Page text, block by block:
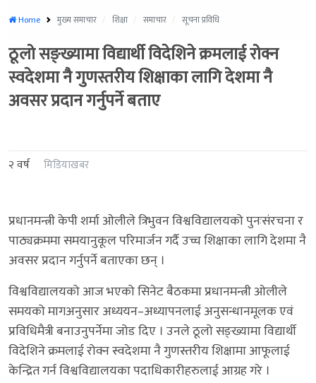
सूचना
प्रविधि
खेलकुद
विश्व
Home मुख्य समाचार शिक्षा समाचार सूचना प्रविधि
ठूलो सङ्ख्यामा विद्यार्थी विदेशिने क्रमलाई रोक्न
स्वदेशमा नै गुणस्तरीय शिक्षाका लागि देशमा नै
अवसर प्रदान गर्नुपर्ने बताए
२ वर्ष मिडियाखबर
प्रधानमन्त्री केपी शर्मा ओलीले त्रिभुवन विश्वविद्यालयको पुनःसंरचना र
पाठ्यक्रममा समयानुकूल परिमार्जन गर्दै उच्च शिक्षाका लागि देशमा नै
अवसर प्रदान गर्नुपर्ने बताएका छन् ।
विश्वविद्यालयको आज भएको सिनेट बैठकमा प्रधानमन्त्री ओलीले
समयको मागअनुसार अध्ययन–अध्यापनलाई अनुसन्धानमूलक एवं
प्रविधिमैत्री बनाउनुपर्नेमा जोड दिए । उनले ठूलो सङ्ख्यामा विद्यार्थी
विदेशिने क्रमलाई रोक्न स्वदेशमा नै गुणस्तरीय शिक्षामा आफूलाई
केन्द्रित गर्न विश्वविद्यालयका पदाधिकारीहरुलाई आग्रह गरे ।